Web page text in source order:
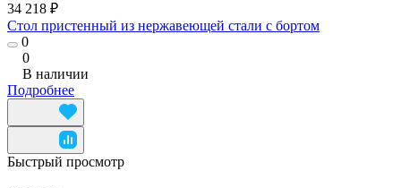
34 218 ₽
Стол пристенный из нержавеющей стали с бортом
0
0
В наличии
Подробнее
Быстрый просмотр